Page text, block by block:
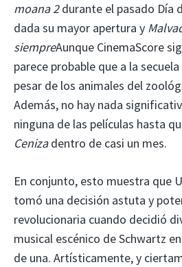
moana 2durante el pasado Día
dada su mayor apertura y
siempreAunque CinemaScore
parece probable que a la
pesar de los animales del
Además, no hay nada
ninguna de las películas hasta
Cenizadentro de casi un mes.
En conjunto, esto muestra que
tomó una decisión astuta y
revolucionaria cuando decidió
musical escénico de Schwartz
de una. Artísticamente, y